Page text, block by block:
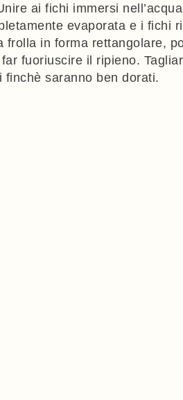
ai fichi immersi
evaporata e i
in forma rettangolare,
fuoriuscire il ripieno.
finchè saranno ben dorati.